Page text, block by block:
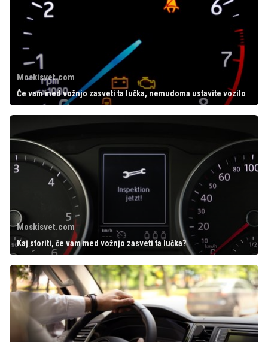
Moskisvet.com
Če vam med vožnjo zasveti ta lučka, nemudoma ustavite vozilo
Moskisvet.com
Kaj storiti, če vam med vožnjo zasveti ta lučka?